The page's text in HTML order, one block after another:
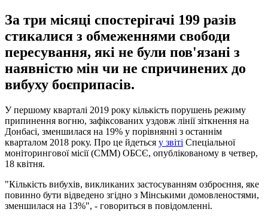
За три місяці спостерігачі 199 разів
стикалися з обмеженнями свободи
пересування, які не були пов'язані з
наявністю мін чи не спричинених до
вибуху боєприпасів.
У першому кварталі 2019 року кількість порушень режиму
припинення вогню, зафіксованих уздовж лінії зіткнення на
Донбасі, зменшилася на 19% у порівнянні з останнім
кварталом 2018 року. Про це йдеться у звіті Спеціальної
моніторингової місії (СММ) ОБСЄ, опублікованому в четвер,
18 квітня.
"Кількість вибухів, викликаних застосуванням озброєння, яке
повинно бути відведено згідно з Мінськими домовленостями,
зменшилася на 13%", - говориться в повідомленні.